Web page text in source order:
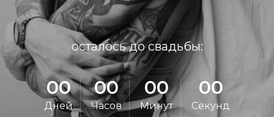
осталось до свадьбы:
00
Дней
00
Часов
00
Минут
00
Секунд